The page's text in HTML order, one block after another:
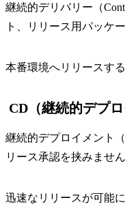
継続的デリバリー（
ト、リリース用パッケ
本番環境へリリースす
CD（継続的デプ
継続的デプロイメント（
リース承認を挟みません
迅速なリリースが可能